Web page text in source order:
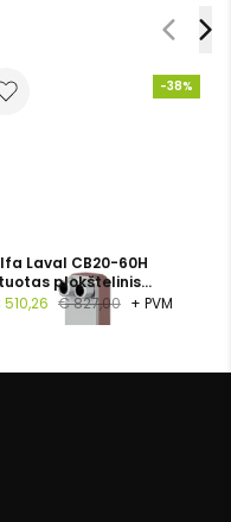
-38%
Laval CB20-60H
plokštelinis
G 1", 60
€ 827,00 + PVM